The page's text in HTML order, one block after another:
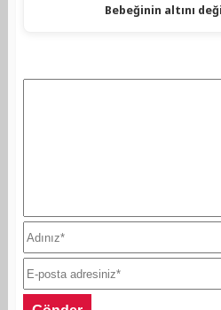
Bebeğinin altını